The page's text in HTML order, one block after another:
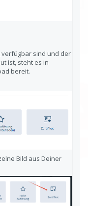
verfügbar sind und der
ist, steht es in
bereit.
Bild aus Deiner